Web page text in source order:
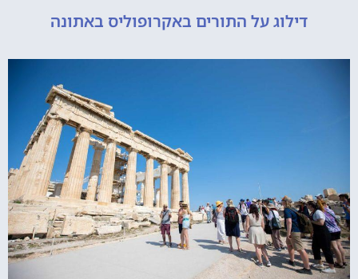
דילוג על התורים באקרופוליס באתונה